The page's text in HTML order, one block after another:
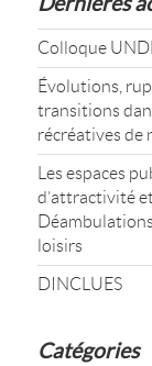
Colloque
Évolutions,
transitions
récréatives de
Les espaces
d’attractivité
loisirs
DINCLUES
Catégories